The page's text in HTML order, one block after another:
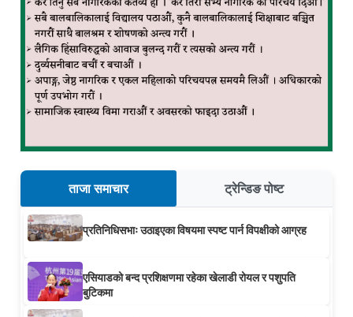
ताजा समाचार ट्रेन्डिङ पोष्ट
प्रतिनिधिसभाः उठाइएका विषयमा स्पष्ट पार्न विपक्षीको आग्रह
एसियाडको बन्द प्रशिक्षणमा रहेका खेलाडी रोयल र पशुपति
बुटिकमा